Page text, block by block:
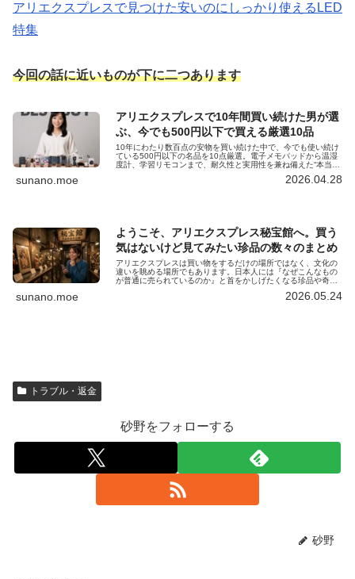
アリエクスプレスで見つけた安いのにしっかり使えるLED
特集
今回の話に近いものが下に二つあります
アリエクスプレスで10年間買い続けた男が選
ぶ、今でも500円以下で買える厳選10品
10年にわたり数百点の安物を買い続けた中で、今でも使い続け
ている500円以下の名品を10点厳選。電子メモパッドから温湿
度計、学習リモコンまで、耐久性と実用性を兼ね備えた“本当に
sunano.moe 2026.04.28
ようこそ、アリエクスプレス秘宝館へ。買う
気はないけど見てみたい珍品の数々のまとめ
アリエクスプレスは買い物をするだけの場所ではなく、文化の
違いを眺める場所でもあります。日本人には『なぜこんなもの
が普通に売られているのか』と首をかしげたくなる珍品や奇妙
sunano.moe 2026.05.24
トラブル・返金
砂野をフォローする
砂野